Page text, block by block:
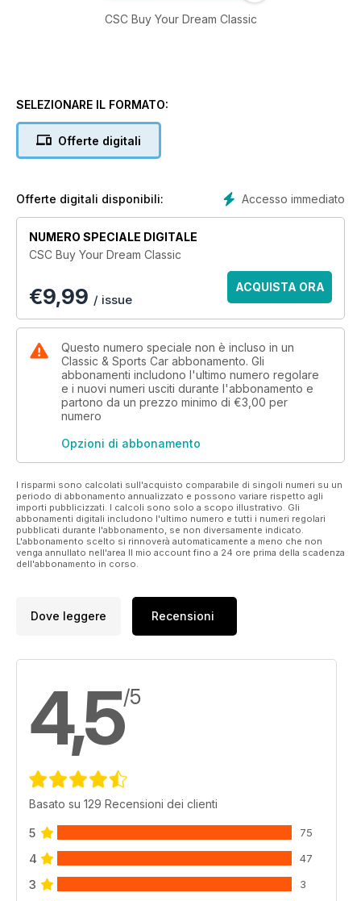
CSC Buy Your Dream Classic
SELEZIONARE IL FORMATO:
Offerte digitali
Accesso immediato
Offerte digitali disponibili:
NUMERO SPECIALE DIGITALE
CSC Buy Your Dream Classic
€9,99 / issue
ACQUISTA ORA
Questo numero speciale non è incluso in un
Classic & Sports Car abbonamento. Gli
abbonamenti includono l'ultimo numero regolare
e i nuovi numeri usciti durante l'abbonamento e
partono da un prezzo minimo di €3,00 per
numero
Opzioni di abbonamento
I risparmi sono calcolati sull'acquisto comparabile di singoli numeri su un
periodo di abbonamento annualizzato e possono variare rispetto agli
importi pubblicizzati. I calcoli sono solo a scopo illustrativo. Gli
abbonamenti digitali includono l'ultimo numero e tutti i numeri regolari
pubblicati durante l'abbonamento, se non diversamente indicato.
L'abbonamento scelto si rinnoverà automaticamente a meno che non
venga annullato nell'area Il mio account fino a 24 ore prima della scadenza
dell'abbonamento in corso.
Dove leggere Recensioni
4,5/5
Basato su 129 Recensioni dei clienti
5 75
4 47
3 3